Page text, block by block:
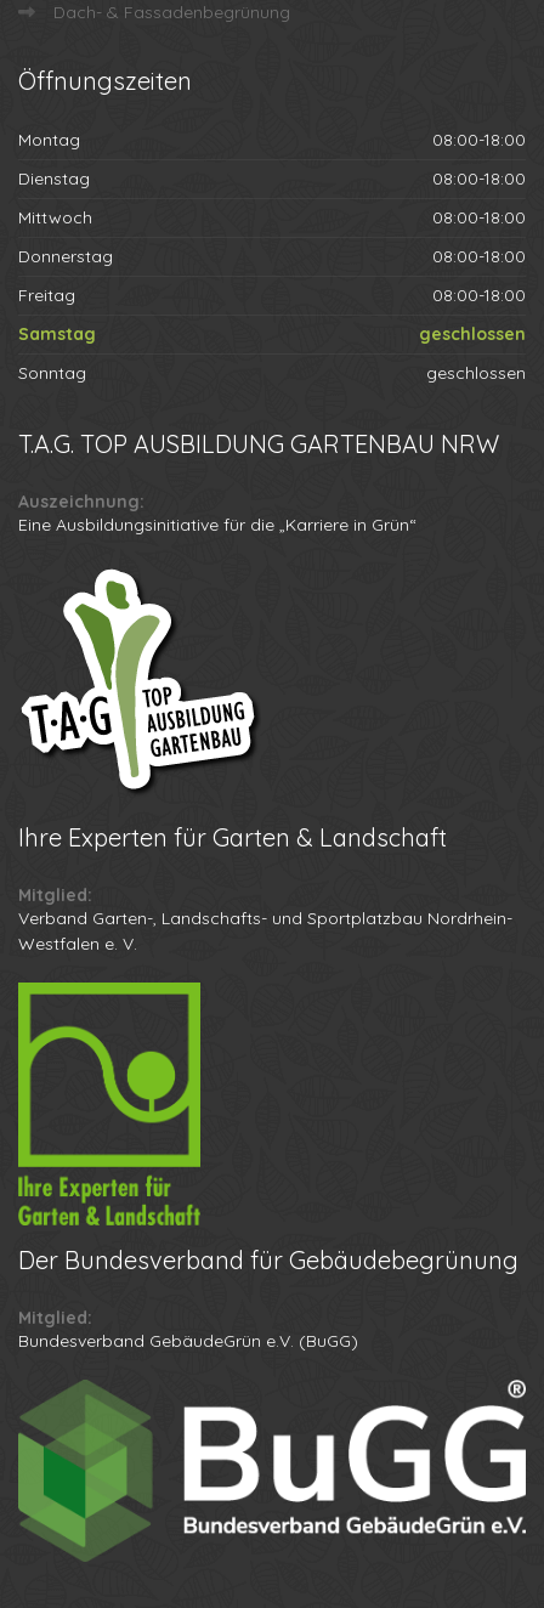
Dach- & Fassadenbegrünung
Öffnungszeiten
Montag
08:00-18:00
Dienstag
08:00-18:00
Mittwoch
08:00-18:00
Donnerstag
08:00-18:00
Freitag
08:00-18:00
Samstag
geschlossen
Sonntag
geschlossen
T.A.G. TOP AUSBILDUNG GARTENBAU NRW
Auszeichnung:
Eine Ausbildungsinitiative für die „Karriere in Grün“
Ihre Experten für Garten & Landschaft
Mitglied:
Verband Garten-, Landschafts- und Sportplatzbau Nordrhein-
Westfalen e. V.
Der Bundesverband für Gebäudebegrünung
Mitglied:
Bundesverband GebäudeGrün e.V. (BuGG)
Ihre Telefonnummer